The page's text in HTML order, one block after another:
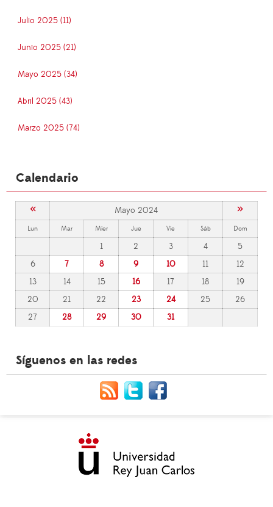
Julio 2025 (11)
Junio 2025 (21)
Mayo 2025 (34)
Abril 2025 (43)
Marzo 2025 (74)
Calendario
« Mayo 2024 »
Lun Mar Mier Jue Vie Sáb Dom
1 2 3 4
5
6
7 8 9 10 11
12
13
14 15 16 17 18
19
20
21 22 23 24 25
26
27
28 29 30 31
Síguenos en las redes